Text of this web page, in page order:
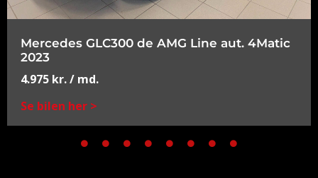
Mercedes GLC300 de AMG Line aut. 4Matic
2023
4.975kr. / md.
Se bilen her >